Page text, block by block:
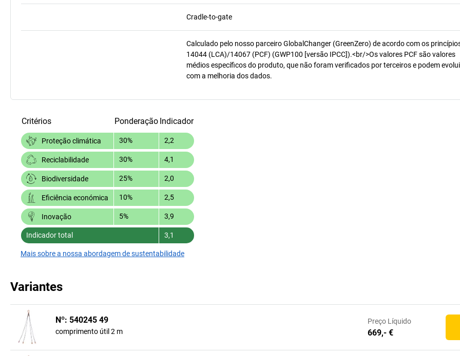
Cradle-to-gate
Calculado pelo nosso parceiro GlobalChanger (GreenZero) de acordo com os
14044 (LCA)/14067 (PCF) (GWP100 [versão IPCC]).<br/>Os valores PCF são valores
médios específicos do produto, que não foram verificados por terceiros e podem
com a melhoria dos dados.
Critérios Ponderação Indicador
Proteção climática 30% 2,2
Reciclabilidade 30% 4,1
Biodiversidade 25% 2,0
Eficiência económica 10% 2,5
Inovação 5% 3,9
Indicador total 3,1
Mais sobre a nossa abordagem de sustentabilidade
Variantes
Nº: 540245 49
comprimento útil 2 m
Preço Líquido
669,- €